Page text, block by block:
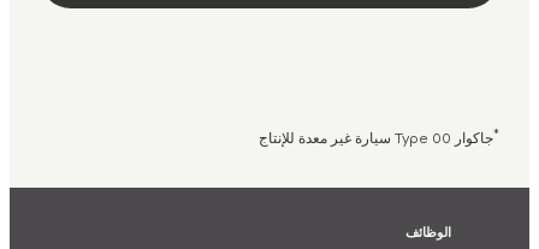
*جاكوار Type 00 سيارة غير معدة للإنتاج
الوظائف